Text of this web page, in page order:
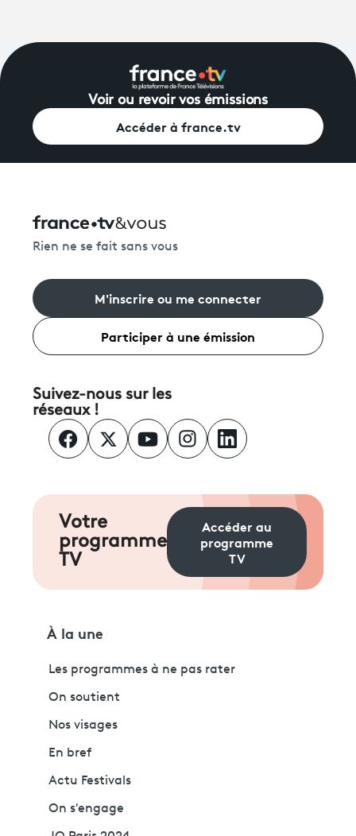
Voir ou revoir vos émissions
Accéder à france.tv
Rien ne se fait sans vous
M'inscrire ou me connecter
Participer à une émission
Suivez-nous sur les
réseaux !
Votre
programme
TV
Accéder au
programme
TV
À la une
Les programmes à ne pas rater
On soutient
Nos visages
En bref
Actu Festivals
On s'engage